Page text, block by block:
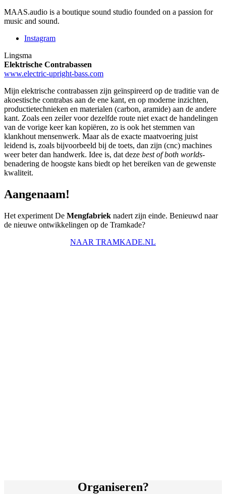
MAAS.audio is a boutique sound studio founded on a passion for
music and sound.
Instagram
Lingsma
Elektrische Contrabassen
www.electric-upright-bass.com
Mijn elektrische contrabassen zijn geïnspireerd op de traditie van de
akoestische contrabas aan de ene kant, en op moderne inzichten,
productietechnieken en materialen (carbon, aramide) aan de andere
kant. Zoals een zeiler voor dezelfde route niet exact de handelingen
van de vorige keer kan kopiëren, zo is ook het stemmen van
klankhout mensenwerk. Maar als de exacte maatvoering juist
leidend is, zoals bijvoorbeeld bij de toets, dan zijn (cnc) machines
weer beter dan handwerk. Idee is, dat deze best of both worlds-
benadering de hoogste kans biedt op het bereiken van de gewenste
kwaliteit.
Aangenaam!
Het experiment De Mengfabriek nadert zijn einde. Benieuwd naar
de nieuwe ontwikkelingen op de Tramkade?
NAAR TRAMKADE.NL
Organiseren?